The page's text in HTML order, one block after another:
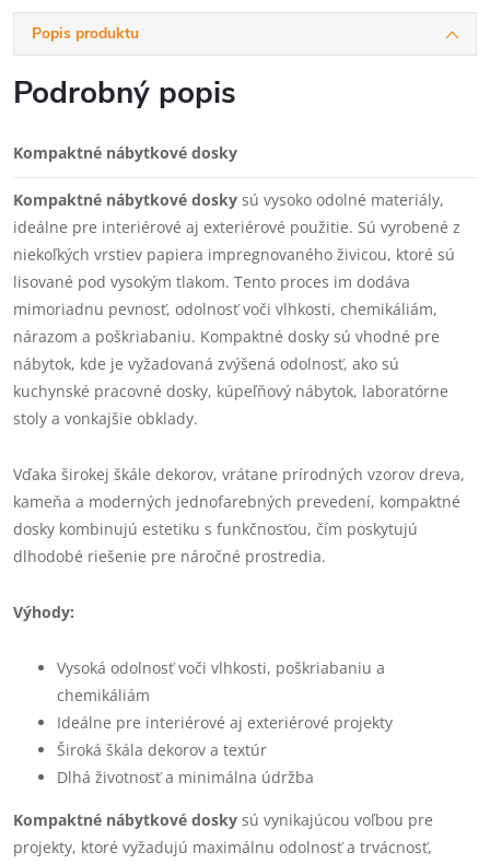
Popis produktu
Podrobný popis
Kompaktné nábytkové dosky
Kompaktné nábytkové dosky sú vysoko odolné materiály,
ideálne pre interiérové aj exteriérové použitie. Sú vyrobené z
niekoľkých vrstiev papiera impregnovaného živicou, ktoré sú
lisované pod vysokým tlakom. Tento proces im dodáva
mimoriadnu pevnosť, odolnosť voči vlhkosti, chemikáliám,
nárazom a poškriabaniu. Kompaktné dosky sú vhodné pre
nábytok, kde je vyžadovaná zvýšená odolnosť, ako sú
kuchynské pracovné dosky, kúpeľňový nábytok, laboratórne
stoly a vonkajšie obklady.
Vďaka širokej škále dekorov, vrátane prírodných vzorov dreva,
kameňa a moderných jednofarebných prevedení, kompaktné
dosky kombinujú estetiku s funkčnosťou, čím poskytujú
dlhodobé riešenie pre náročné prostredia.
Výhody:
Vysoká odolnosť voči vlhkosti, poškriabaniu a
chemikáliám
Ideálne pre interiérové aj exteriérové projekty
Široká škála dekorov a textúr
Dlhá životnosť a minimálna údržba
Kompaktné nábytkové dosky sú vynikajúcou voľbou pre
projekty, ktoré vyžadujú maximálnu odolnosť a trvácnosť,